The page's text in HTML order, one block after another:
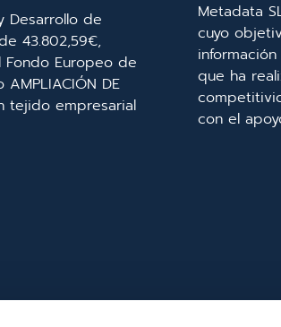
Desarrollo de
43.802,59€,
Europeo de
DE
tejido empresarial
Metadata
cuyo
que ha
con el